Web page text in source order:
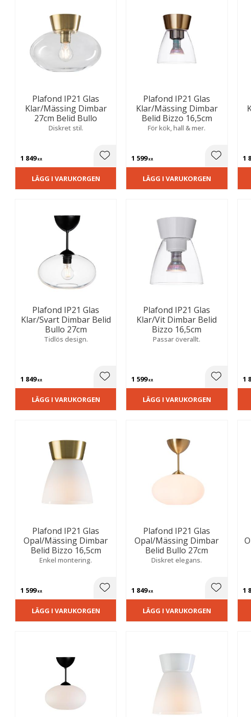
Plafond IP21 Glas
Klar/Mässing Dimbar
27cm Belid Bullo
Diskret stil.
1 849KR Lägg till i favoriter
LÄGG I VARUKORGEN
Plafond IP21 Glas
Klar/Mässing Dimbar
Belid Bizzo 16,5cm
För kök, hall & mer.
1 599KR Lägg till i
LÄGG I VARUKORGEN
1
Plafond IP21 Glas
Klar/Svart Dimbar Belid
Bullo 27cm
Tidlös design.
1 849KR Lägg till i favoriter
LÄGG I VARUKORGEN
Plafond IP21 Glas
Klar/Vit Dimbar Belid
Bizzo 16,5cm
Passar överallt.
1 599KR Lägg till i
LÄGG I VARUKORGEN
1
Plafond IP21 Glas
Opal/Mässing Dimbar
Belid Bizzo 16,5cm
Enkel montering.
1 599KR Lägg till i favoriter
LÄGG I VARUKORGEN
Plafond IP21 Glas
Opal/Mässing Dimbar
Belid Bullo 27cm
Diskret elegans.
1 849KR Lägg till i
LÄGG I VARUKORGEN
1